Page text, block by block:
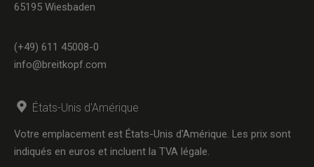
65195 Wiesbaden
(+49) 611 45008-0
info@breitkopf.com
États-Unis d'Amérique
Votre emplacement est États-Unis d'Amérique. Les prix sont
indiqués en euros et incluent la TVA légale.